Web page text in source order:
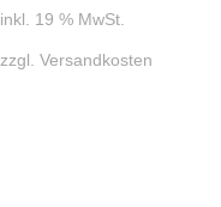
inkl. 19 % MwSt.
zzgl. Versandkosten